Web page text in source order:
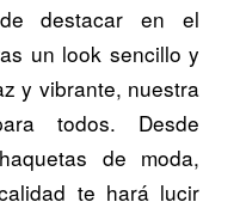
de destacar en el
un look sencillo y
y vibrante, nuestra
todos. Desde
de moda,
te hará lucir